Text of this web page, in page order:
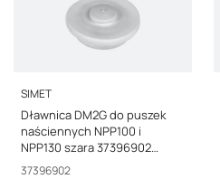
PRODUCENT
SIMET
Dławnica DM2G do puszek
naściennych NPP100 i
NPP130 szara 37396902
/10szt./
Kod producenta
37396902